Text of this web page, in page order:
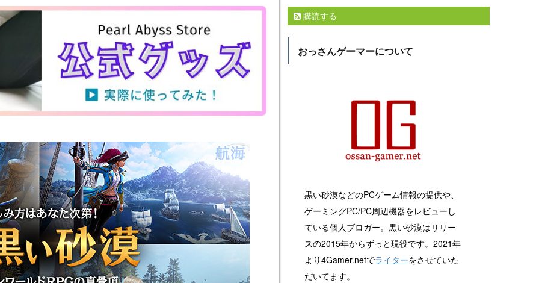
購読する
おっさんゲーマーについて
黒い砂漠などのPCゲーム情報の提供や、
ゲーミングPC/PC周辺機器をレビューし
ている個人ブロガー。黒い砂漠はリリー
スの2015年からずっと現役です。2021年
より4Gamer.netでライターをさせていた
だいてます。